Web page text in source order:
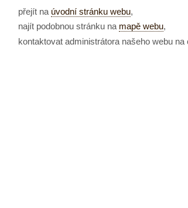
přejít na úvodní stránku webu,
najít podobnou stránku na mapě webu,
kontaktovat administrátora našeho webu na